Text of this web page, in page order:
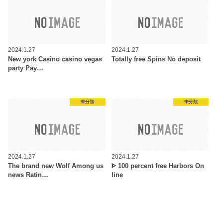
2024.1.27
New york Casino casino vegas
party Pay…
2024.1.27
Totally free Spins No deposit
未分類
2024.1.27
The brand new Wolf Among us
news Ratin…
未分類
2024.1.27
ᐈ 100 percent free Harbors On
line